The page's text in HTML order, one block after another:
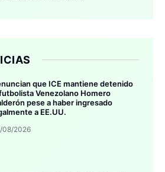
que ICE mantiene detenido
Venezolano Homero
pese a haber ingresado
a EE.UU.
08/2026